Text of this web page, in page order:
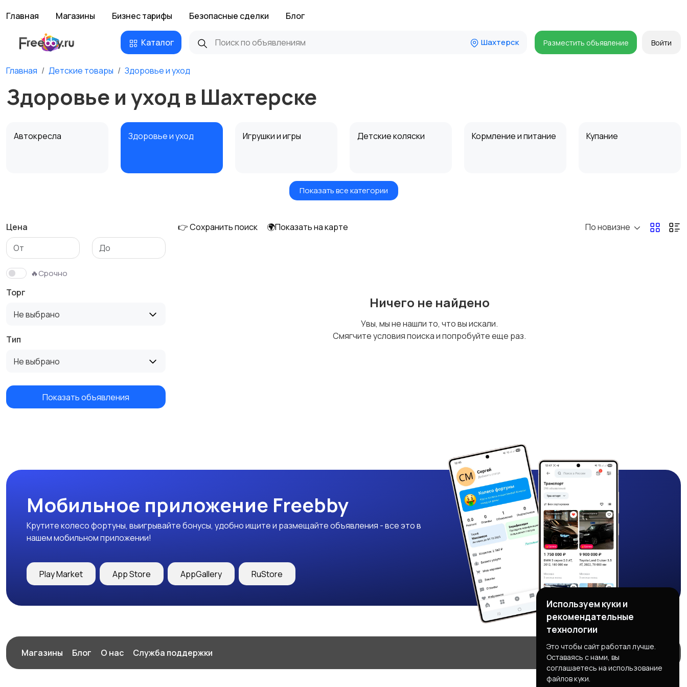
Главная Магазины Бизнес тарифы Безопасные сделки Блог
Каталог Шахтерск Разместить объявление Войти
Главная Детские товары Здоровье и уход
Здоровье и уход в Шахтерске
Автокресла Здоровье и уход Игрушки и игры Детские коляски Кормление и питание Купание
Радио- и видеоняни Товары для мам
Детская одежда Детская обувь
Показать все категории
Цена
🔥Срочно
Торг
Не выбрано
Тип
Не выбрано
Показать объявления
👉 Сохранить поиск 🌍Показать на карте По новизне
Ничего не найдено
Увы, мы не нашли то, что вы искали.
Смягчите условия поиска и попробуйте еще раз.
Мобильное приложение Freebby
Крутите колесо фортуны, выигрывайте бонусы, удобно ищите и размещайте объявления - все это в
нашем мобильном приложении!
Play Market App Store AppGallery RuStore
Магазины Блог О нас Служба поддержки
Используем куки и
рекомендательные
технологии
Это чтобы сайт работал лучше.
Оставаясь с нами, вы
соглашаетесь на использование
файлов куки.